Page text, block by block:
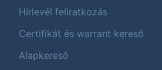
Hírlevél feliratkozás
Certifikát és warrant kereső
Alapkereső